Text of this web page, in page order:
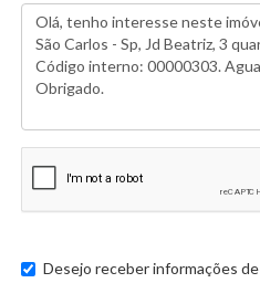
Desejo receber informações de